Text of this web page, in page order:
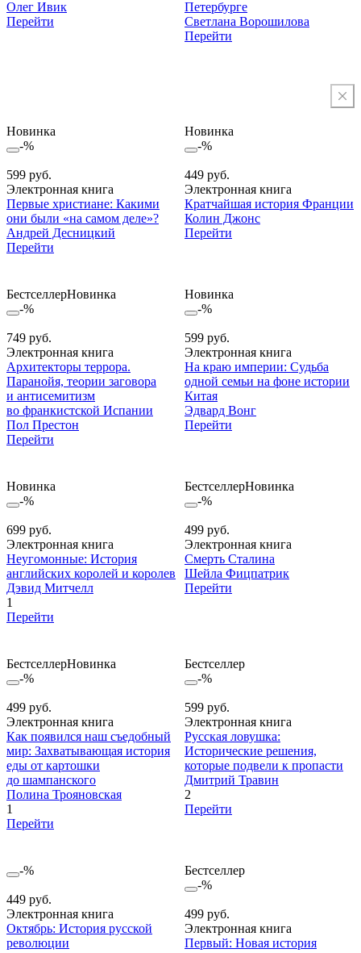
Олег Ивик
Перейти
Петербурге
Светлана Ворошилова
Перейти
Новинка
-%
599 руб.
Электронная книга
Первые христиане: Какими
они были «на самом деле»?
Андрей Десницкий
Перейти
Новинка
-%
449 руб.
Электронная книга
Кратчайшая история Франции
Колин Джонс
Перейти
БестселлерНовинка
-%
749 руб.
Электронная книга
Архитекторы террора.
Паранойя, теории заговора
и антисемитизм
во франкистской Испании
Пол Престон
Перейти
Новинка
-%
599 руб.
Электронная книга
На краю империи: Судьба
одной семьи на фоне истории
Китая
Эдвард Вонг
Перейти
Новинка
-%
699 руб.
Электронная книга
Неугомонные: История
английских королей и королев
Дэвид Митчелл
1
Перейти
БестселлерНовинка
-%
499 руб.
Электронная книга
Смерть Сталина
Шейла Фицпатрик
Перейти
БестселлерНовинка
-%
499 руб.
Электронная книга
Как появился наш съедобный
мир: Захватывающая история
еды от картошки
до шампанского
Полина Трояновская
1
Перейти
Бестселлер
-%
599 руб.
Электронная книга
Русская ловушка:
Исторические решения,
которые подвели к пропасти
Дмитрий Травин
2
Перейти
-%
449 руб.
Электронная книга
Октябрь: История русской
революции
Бестселлер
-%
499 руб.
Электронная книга
Первый: Новая история